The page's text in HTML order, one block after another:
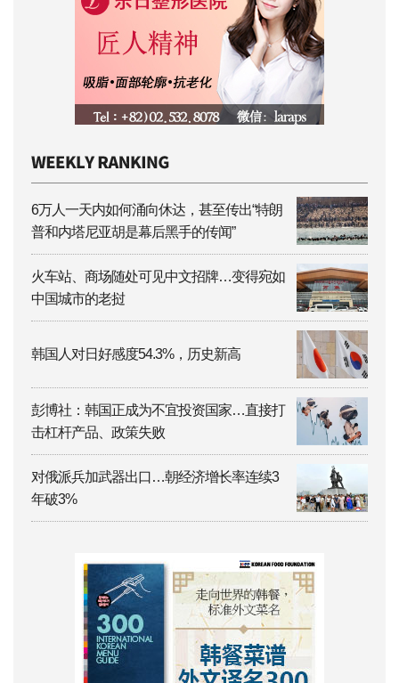
6万人一天内如何涌向休达，甚至传出“特朗
普和内塔尼亚胡是幕后黑手的传闻”
火车站、商场随处可见中文招牌…变得宛如
中国城市的老挝
韩国人对日好感度54.3%，历史新高
彭博社：韩国正成为不宜投资国家…直接打
击杠杆产品、政策失败
对俄派兵加武器出口…朝经济增长率连续3
年破3%